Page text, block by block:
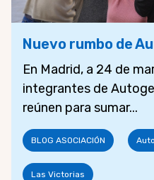
Nuevo rumbo de
En Madrid, a 24 de
integrantes de
reúnen para sumar...
BLOG ASOCIACIÓN
Las Victorias